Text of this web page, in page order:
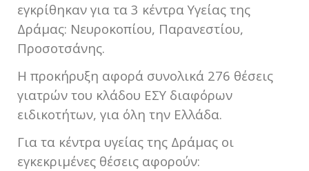
εγκρίθηκαν για τα 3 κέντρα Υγείας της
Δράμας: Νευροκοπίου, Παρανεστίου,
Προσοτσάνης.
Η προκήρυξη αφορά συνολικά 276 θέσεις
γιατρών του κλάδου ΕΣΥ διαφόρων
ειδικοτήτων, για όλη την Ελλάδα.
Για τα κέντρα υγείας της Δράμας οι
εγκεκριμένες θέσεις αφορούν: